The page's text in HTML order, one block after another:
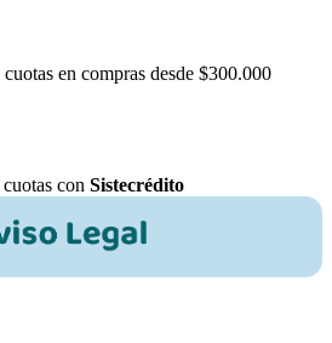
en compras desde $300.000
con Sistecrédito